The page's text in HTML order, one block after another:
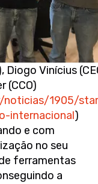
Diogo Vinícius
(CCO)
noticias/1905/
internacional)
e com
no seu
ferramentas
a